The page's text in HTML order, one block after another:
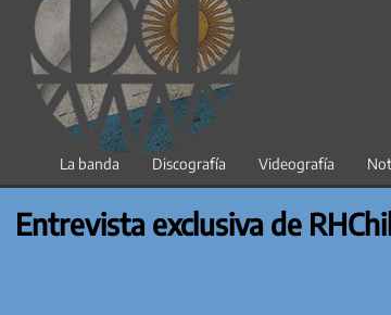
La banda Discografía Videografía
Entrevista exclusiva de